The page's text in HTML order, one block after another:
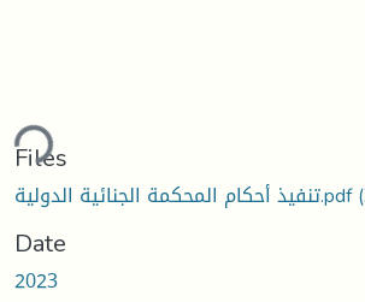
Files
تنفيذ أحكام المحكمة الجنائية الدولية.pdf
Date
2023